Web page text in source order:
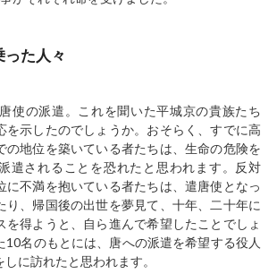
た人々
使の派遣。これを聞いた平城京の貴族たち
を示したのでしょうか。おそらく、すでに高
の地位を築いている者たちは、生命の危険を
遣されることを恐れたと思われます。反対
に不満を抱いている者たちは、遣唐使となっ
り、帰国後の出世を夢見て、十年、二十年に
を得ようと、自ら進んで希望したことでしょ
10名のもとには、唐への派遣を希望する役人
に訪れたと思われます。